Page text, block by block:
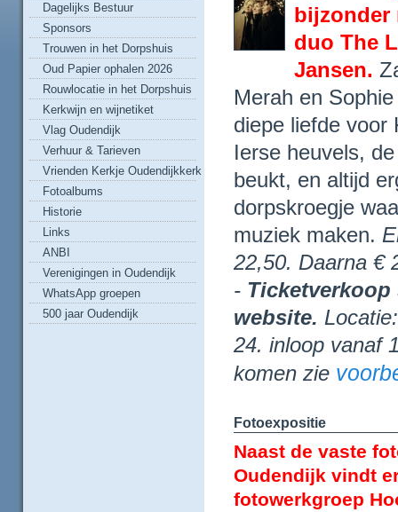
Dagelijks Bestuur
Sponsors
Trouwen in het Dorpshuis
Oud Papier ophalen 2026
Rouwlocatie in het Dorpshuis
Kerkwijn en wijnetiket
Vlag Oudendijk
Verhuur & Tarieven
Vrienden Kerkje Oudendijkkerk
Fotoalbums
Historie
Links
ANBI
Verenigingen in Oudendijk
WhatsApp groepen
500 jaar Oudendijk
bijzonder
duo The
Jansen.
Merah en
diepe liefde voor
Ierse heuvels,
beukt, en altijd
dorpskroegje
muziek maken.
22,50. Daarna €
-
website.
24. inloop vanaf
komen zie
Fotoexpositie
Naast de vaste
Oudendijk vindt
fotowerkgroep